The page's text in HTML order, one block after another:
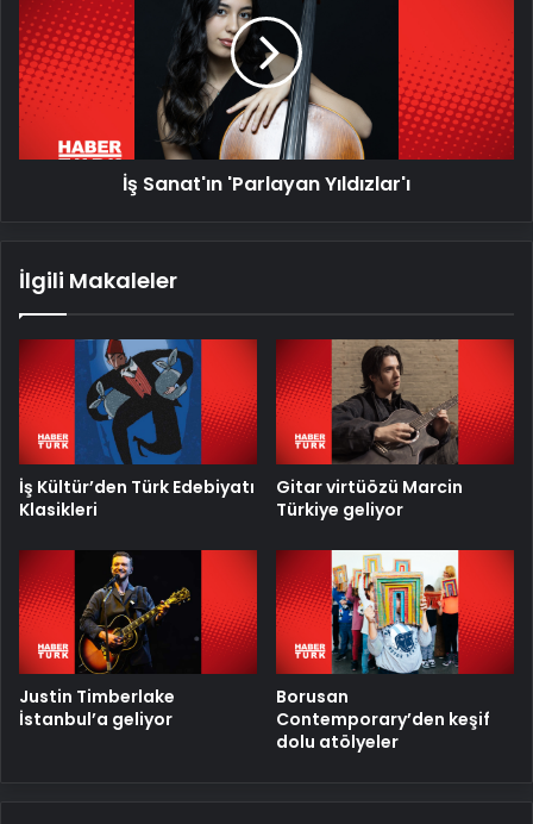
'Parlayan
Yıldızlar'ı
İş Sanat'ın 'Parlayan Yıldızlar'ı
İlgili Makaleler
İş Kültür’den Türk Edebiyatı
Klasikleri
Gitar virtüözü Marcin
Türkiye geliyor
Justin Timberlake
İstanbul’a geliyor
Borusan
Contemporary’den keşif
dolu atölyeler